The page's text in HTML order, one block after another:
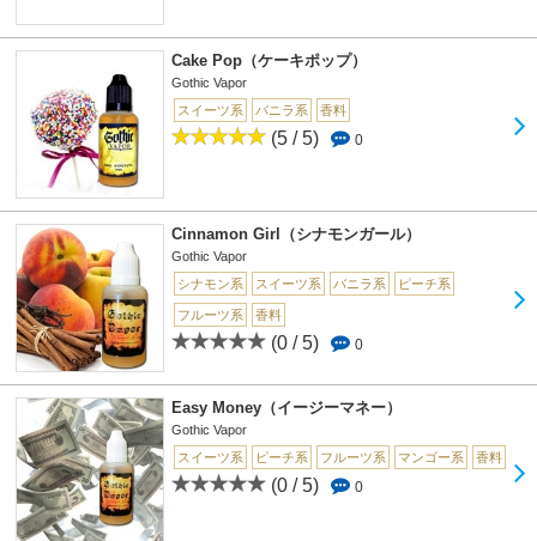
Cake Pop（ケーキポップ）
Gothic Vapor
スイーツ系
バニラ系 香料
(5 / 5) 0
Cinnamon Girl（シナモンガール）
Gothic Vapor
シナモン系
スイーツ系 バニラ系 ピーチ系
フルーツ系 香料
(0 / 5) 0
Easy Money（イージーマネー）
Gothic Vapor
スイーツ系
ピーチ系 フルーツ系 マンゴー系 香料
(0 / 5) 0